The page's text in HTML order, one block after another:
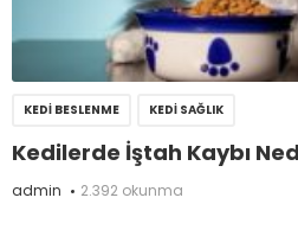
KEDI BESLENME KEDI SAĞLIK
Kedilerde İştah Kaybı
admin 2.392 okunma